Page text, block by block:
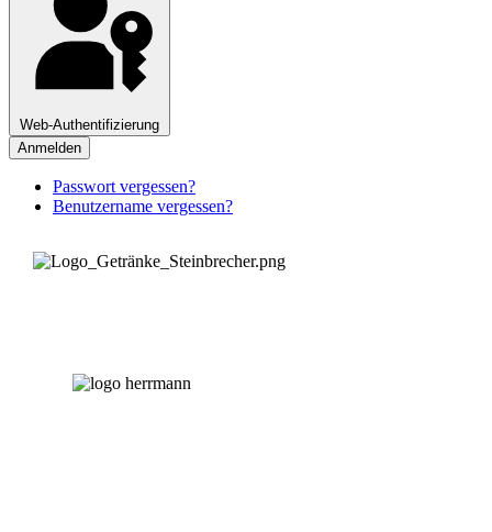
Web-Authentifizierung
Anmelden
Passwort vergessen?
Benutzername vergessen?